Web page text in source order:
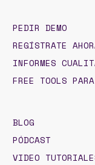
PEDIR DEMO
REGÍSTRATE
INFORMES
FREE TOOLS
BLOG
PÓDCAST
VIDEO